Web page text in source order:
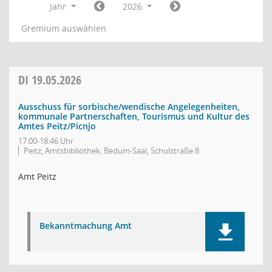
Jahr
2026
Gremium auswählen
DI 19.05.2026
Ausschuss für sorbische/wendische Angelegenheiten,
kommunale Partnerschaften, Tourismus und Kultur des
Amtes Peitz/Picnjo
17:00-18:46 Uhr
Peitz, Amtsbibliothek, Bedum-Saal, Schulstraße 8
Amt Peitz
Bekanntmachung Amt